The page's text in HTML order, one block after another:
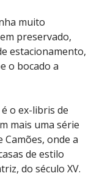
muito
preservado,
estacionamento,
o bocado a
o ex-libris de
mais uma série
Camões, onde a
de estilo
do século XV.